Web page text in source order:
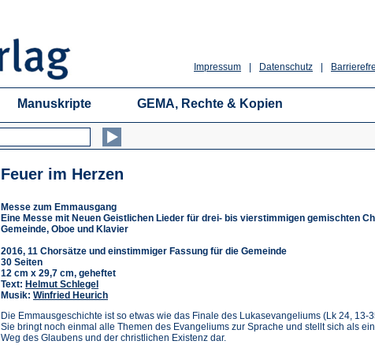
Datenschutz
Impressum
Manuskripte GEMA, Rechte & Kopien
Feuer im Herzen
Messe zum Emmausgang
Eine Messe mit Neuen Geistlichen Lieder für drei- bis vierstimmigen gemischten
Gemeinde, Oboe und Klavier
2016, 11 Chorsätze und einstimmiger Fassung für die Gemeinde
30 Seiten
12 cm x 29,7 cm, geheftet
Text: Helmut Schlegel
Musik: Winfried Heurich
Die Emmausgeschichte ist so etwas wie das Finale des Lukasevangeliums (Lk 24, 13-
Sie bringt noch einmal alle Themen des Evangeliums zur Sprache und stellt sich als
Weg des Glaubens und der christlichen Existenz dar.